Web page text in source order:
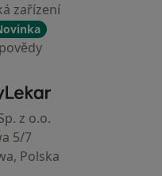
zařízení
- Hlavní stránka
z o.o.
5/7
Polska